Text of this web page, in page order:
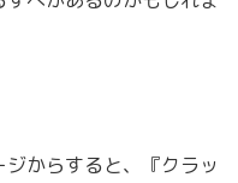
からすると、『クラッ